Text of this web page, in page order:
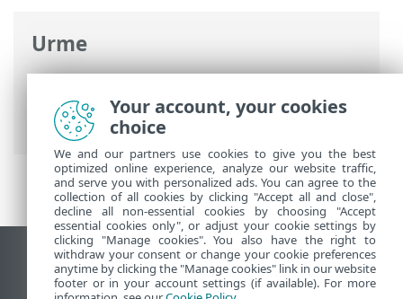
Urme
Ajutor online ESET>ESET NOD32
Antivirus
>Lucrul cu ESET NOD32
Antivirus
>Instrumente > Orar
Vizualizare site pentru desktop
End of Life
Your account, your cookies
choice
We and our partners use cookies to give you the best
optimized online experience, analyze our website traffic,
and serve you with personalized ads. You can agree to the
collection of all cookies by clicking "Accept all and close",
decline all non-essential cookies by choosing "Accept
essential cookies only", or adjust your cookie settings by
clicking "Manage cookies". You also have the right to
withdraw your consent or change your cookie preferences
anytime by clicking the "Manage cookies" link in our website
footer or in your account settings (if available). For more